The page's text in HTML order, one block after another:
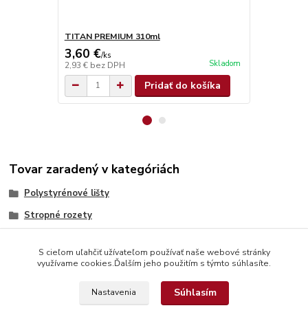
TITAN PREMIUM 310ml
3,60 €/ks
2,93 € bez DPH Skladom
Pridať do košíka
Tovar zaradený v kategóriách
Polystyrénové lišty
Stropné rozety
S cieľom uľahčiť užívateľom používať naše webové stránky
využívame cookies.Ďalším jeho použitím s týmto súhlasíte.
Nastavenia Súhlasím